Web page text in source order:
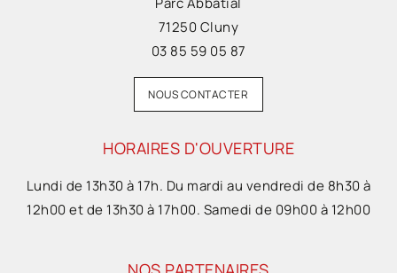
71250 Cluny
03 85 59 05 87
NOUS CONTACTER
HORAIRES D'OUVERTURE
Lundi de 13h30 à 17h. Du mardi au vendredi de 8h30 à
12h00 et de 13h30 à 17h00. Samedi de 09h00 à 12h00